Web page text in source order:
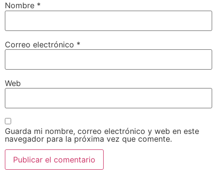
Nombre *
Correo electrónico *
Web
Guarda mi nombre, correo electrónico y web en este
navegador para la próxima vez que comente.